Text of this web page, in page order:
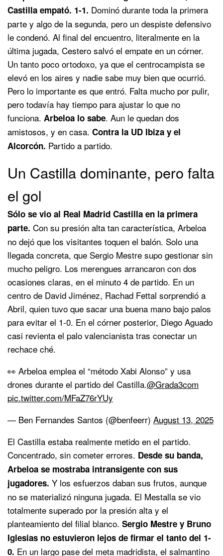
Castilla empató. 1-1. Dominó durante toda la primera
parte y algo de la segunda, pero un despiste defensivo
le condenó. Al final del encuentro, literalmente en la
última jugada, Cestero salvó el empate en un córner.
Un tanto poco ortodoxo, ya que el centrocampista se
elevó en los aires y nadie sabe muy bien que ocurrió.
Pero lo importante es que entró. Falta mucho por pulir,
pero todavía hay tiempo para ajustar lo que no
funciona. Arbeloa lo sabe. Aun le quedan dos
amistosos, y en casa. Contra la UD Ibiza y el
Alcorcón. Partido a partido.
Un Castilla dominante, pero falta
el gol
Sólo se vio al Real Madrid Castilla en la primera
parte. Con su presión alta tan característica, Arbeloa
no dejó que los visitantes toquen el balón. Solo una
llegada concreta, que Sergio Mestre supo gestionar sin
mucho peligro. Los merengues arrancaron con dos
ocasiones claras, en el minuto 4 de partido. En un
centro de David Jiménez, Rachad Fettal sorprendió a
Abril, quien tuvo que sacar una buena mano bajo palos
para evitar el 1-0. En el córner posterior, Diego Aguado
casi revienta el palo valencianista tras conectar un
rechace ché.
👀 Arbeloa emplea el “método Xabi Alonso” y usa
drones durante el partido del Castilla.@Grada3com
pic.twitter.com/MFaZ76rYUy
— Ben Fernandes Santos (@benfeerr) August 13, 2025
El Castilla estaba realmente metido en el partido.
Concentrado, sin cometer errores. Desde su banda,
Arbeloa se mostraba intransigente con sus
jugadores. Y los esfuerzos daban sus frutos, aunque
no se materializó ninguna jugada. El Mestalla se vio
totalmente superado por la presión alta y el
planteamiento del filial blanco. Sergio Mestre y Bruno
Iglesias no estuvieron lejos de firmar el tanto del 1-
0. En un largo pase del meta madridista, el salmantino